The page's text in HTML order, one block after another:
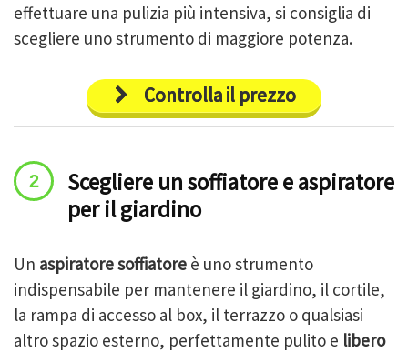
effettuare una pulizia più intensiva, si consiglia di
scegliere uno strumento di maggiore potenza.
Controlla il prezzo
Scegliere un soffiatore e aspiratore
per il giardino
Un aspiratore soffiatore è uno strumento
indispensabile per mantenere il giardino, il cortile,
la rampa di accesso al box, il terrazzo o qualsiasi
altro spazio esterno, perfettamente pulito e libero